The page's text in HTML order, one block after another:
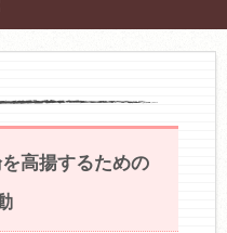
高揚するための